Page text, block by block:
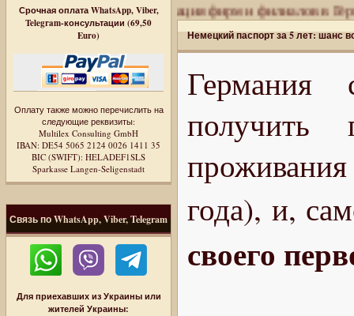
Срочная оплата WhatsApp, Viber,
Telegram-консультации (69,50
Euro)
Оплату также можно перечислить на
следующие реквизиты:
Multilex Consulting GmbH
IBAN: DE54 5065 2124 0026 1411 35
BIC (SWIFT): HELADEF1SLS
Sparkasse Langen-Seligenstadt
Связь по WhatsApp, Viber, Telegram
Для приехавших из Украины или
жителей Украины:
Регистрация фирм и филиалов в Германии.
Немецкий паспорт за 5 лет: шанс
Германия
года), и,
своего